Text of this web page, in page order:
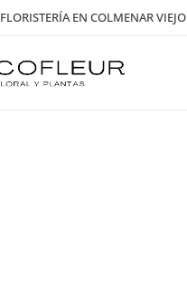
FLORISTERÍA EN COLMENAR